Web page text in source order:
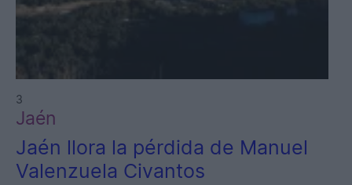
3
Jaén
Jaén llora la pérdida de Manuel
Valenzuela Civantos